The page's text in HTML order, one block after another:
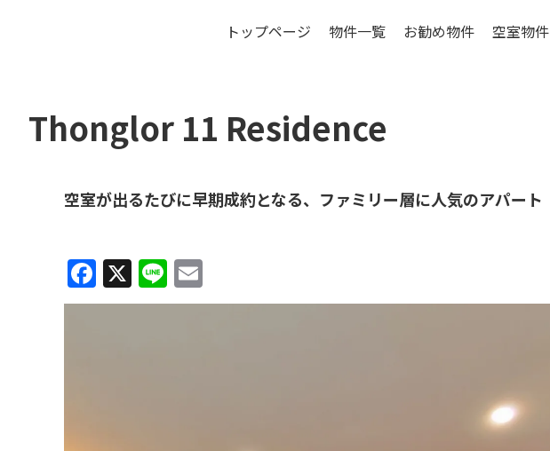
トップページ 物件一覧 お勧め物件 空室物件
Thonglor 11 Residence
空室が出るたびに早期成約となる、ファミリー層に人気のアパート
Facebook
X Line